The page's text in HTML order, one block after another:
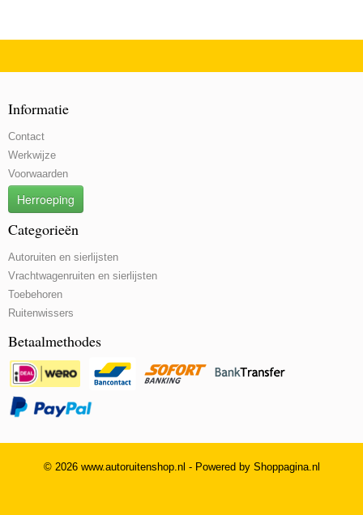
Informatie
Contact
Werkwijze
Voorwaarden
Herroeping
Categorieën
Autoruiten en sierlijsten
Vrachtwagenruiten en sierlijsten
Toebehoren
Ruitenwissers
Betaalmethodes
© 2026 www.autoruitenshop.nl - Powered by Shoppagina.nl